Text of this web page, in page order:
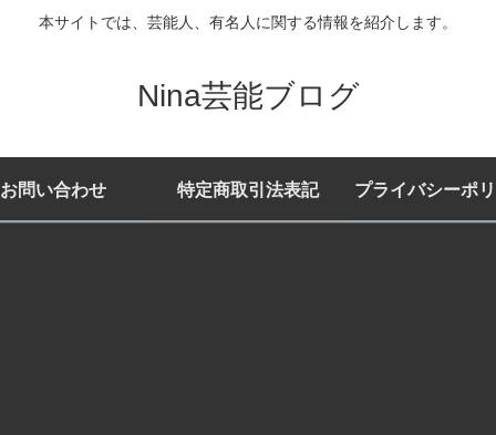
本サイトでは、芸能人、有名人に関する情報を紹介します。
Nina芸能ブログ
お問い合わせ 特定商取引法表記 プライバシーポ